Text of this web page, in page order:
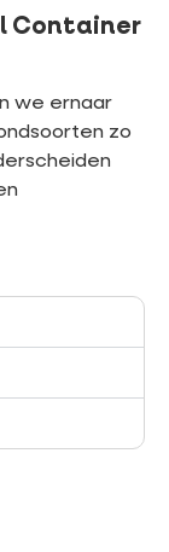
Container
we ernaar
zo